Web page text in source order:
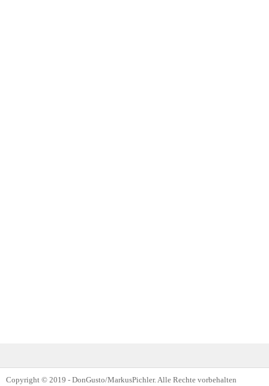
Copyright © 2019 - DonGusto/MarkusPichler. Alle Rechte vorbehalten